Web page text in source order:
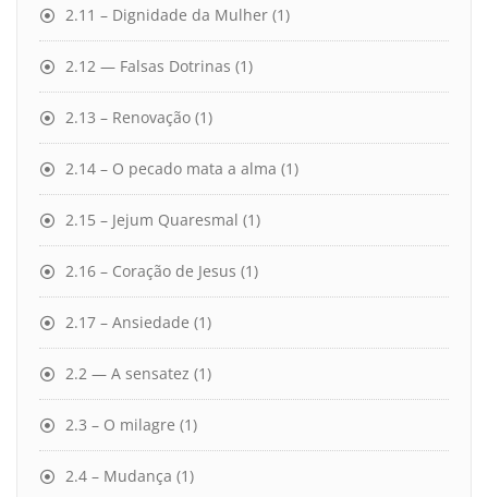
2.11 – Dignidade da Mulher (1)
2.12 — Falsas Dotrinas (1)
2.13 – Renovação (1)
2.14 – O pecado mata a alma (1)
2.15 – Jejum Quaresmal (1)
2.16 – Coração de Jesus (1)
2.17 – Ansiedade (1)
2.2 — A sensatez (1)
2.3 – O milagre (1)
2.4 – Mudança (1)